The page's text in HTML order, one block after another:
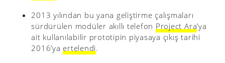
2013 yılından bu yana geliştirme çalışmaları
sürdürülen modüler akıllı telefon Project Ara’ya
ait kullanılabilir prototipin piyasaya çıkış tarihi
2016’ya ertelendi.